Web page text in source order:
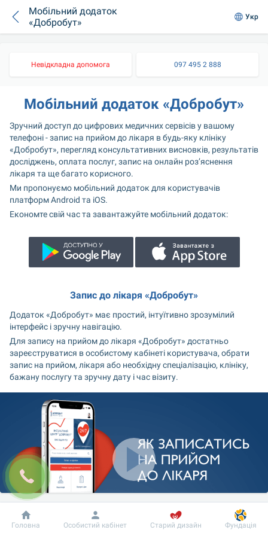
Мобільний додаток
«Добробут»
Укр
Невідкладна допомога 097 495 2 888
Мобільний додаток «Добробут»
Зручний доступ до цифрових медичних сервісів у вашому
телефоні - запис на прийом до лікаря в будь-яку клініку
«Добробут», перегляд консультативних висновків, результатів
досліджень, оплата послуг, запис на онлайн роз’яснення
лікаря та ще багато корисного.
Ми пропонуємо мобільний додаток для користувачів
платформ Android та iOS.
Економте свій час та завантажуйте мобільний додаток:
Запис до лікаря «Добробут»
Додаток «Добробут» має простий, інтуїтивно зрозумілий
інтерфейс і зручну навігацію.
Для запису на прийом до лікаря «Добробут» достатньо
зареєструватися в особистому кабінеті користувача, обрати
запис на прийом, лікаря або необхідну спеціалізацію, клініку,
бажану послугу та зручну дату і час візиту.
Добробут Інформація Пацієнту
Головна Особистий кабінет Старий дизайн Фундація